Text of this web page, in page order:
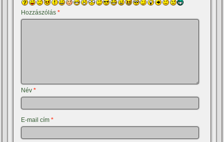
Hozzászólás*
Név*
E-mail cím*